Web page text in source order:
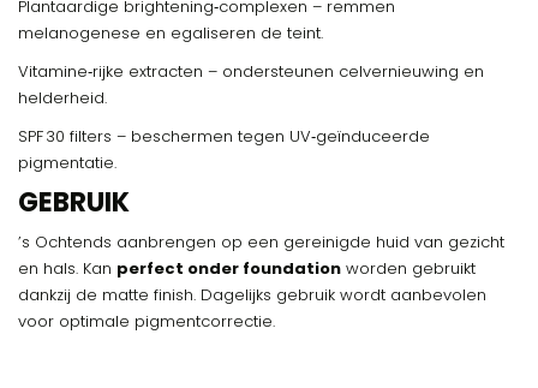
Plantaardige brightening‑complexen – remmen
melanogenese en egaliseren de teint.
Vitamine‑rijke extracten – ondersteunen celvernieuwing en
helderheid.
SPF 30 filters – beschermen tegen UV‑geïnduceerde
pigmentatie.
GEBRUIK
’s Ochtends aanbrengen op een gereinigde huid van gezicht
en hals. Kan perfect onder foundation worden gebruikt
dankzij de matte finish. Dagelijks gebruik wordt aanbevolen
voor optimale pigmentcorrectie.